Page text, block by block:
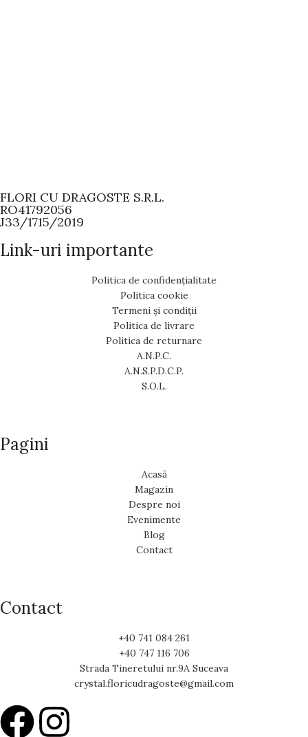
FLORI CU DRAGOSTE S.R.L.
RO41792056
J33/1715/2019
Link-uri importante
Politica de confidențialitate
Politica cookie
Termeni și condiții
Politica de livrare
Politica de returnare
A.N.P.C.
A.N.S.P.D.C.P.
S.O.L.
Pagini
Acasă
Magazin
Despre noi
Evenimente
Blog
Contact
Contact
+40 741 084 261
+40 747 116 706
Strada Tineretului nr.9A Suceava
crystal.floricudragoste@gmail.com